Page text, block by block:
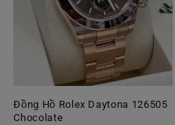
Đồng Hồ Rolex Daytona 126505
Chocolate